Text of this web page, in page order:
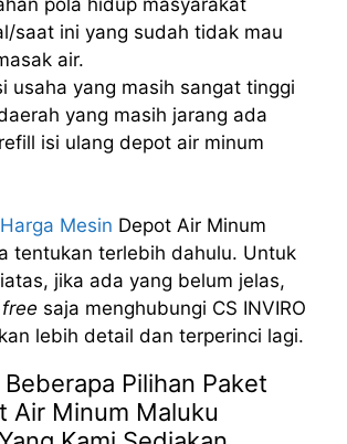
saat ini yang sudah tidak mau
air.
usaha yang masih sangat tinggi
yang masih jarang ada
isi ulang depot air minum
Mesin Depot Air Minum
tentukan terlebih dahulu. Untuk
jika ada yang belum jelas,
saja menghubungi CS INVIRO
lebih detail dan terperinci lagi.
Pilihan Paket
Air Minum Maluku